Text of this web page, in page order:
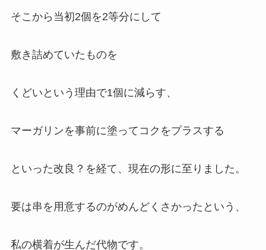
そこから当初2個を2等分にして
敷き詰めていたものを
くどいという理由で1個に減らす、
マーガリンを事前に塗ってコクをプラスする
といった改良？を経て、現在の形に至りました。
要は串を用意するのがめんどくさかったという、
私の横着が生んだ代物です。